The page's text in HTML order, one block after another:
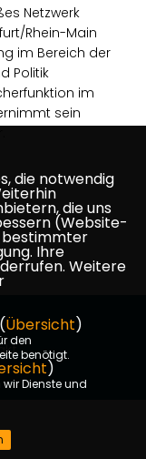
Netzwerk
Rhein-Main
im Bereich der
Politik
im
sein
die notwendig
die uns
(Website-
bestimmter
Ihre
Weitere
Übersicht)
den
benötigt.
)
Dienste und